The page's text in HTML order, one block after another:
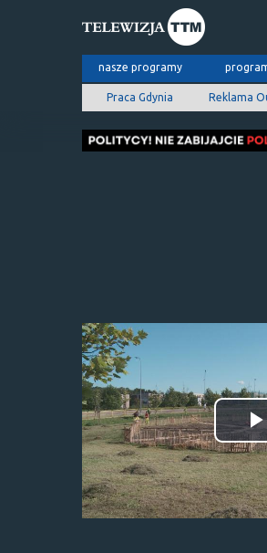
nasze programy
Praca Gdynia Reklama